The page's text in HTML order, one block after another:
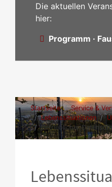
Die aktuellen
hier:
Programm ·
Startseite Service &
Lebenssituationen
Betrieblicher